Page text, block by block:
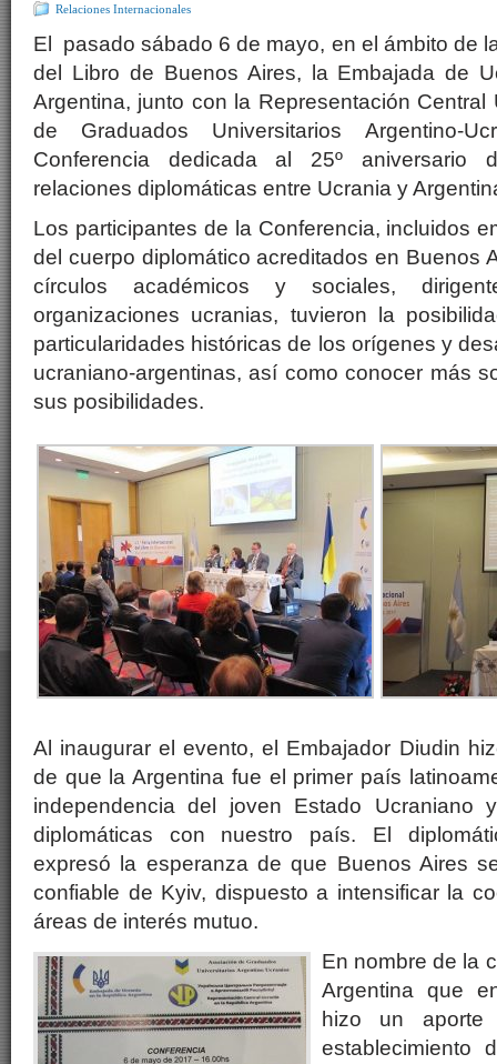
Relaciones Internacionales
El pasado sábado 6 de mayo, en el ámbito de
del Libro de Buenos Aires, la Embajada de
Argentina, junto con la Representación Central
de Graduados Universitarios Argentino-
Conferencia dedicada al 25º aniversario
relaciones diplomáticas entre Ucrania y
Los participantes de la Conferencia, incluidos
del cuerpo diplomático acreditados en Buenos
círculos académicos y sociales,
organizaciones ucranias, tuvieron la
particularidades históricas de los orígenes y
ucraniano-argentinas, así como conocer más
sus posibilidades.
Al inaugurar el evento, el Embajador Diudin
de que la Argentina fue el primer país
independencia del joven Estado Ucraniano
diplomáticas con nuestro país. El
expresó la esperanza de que Buenos Aires
confiable de Kyiv, dispuesto a intensificar la
áreas de interés mutuo.
En nombre de la
Argentina que
hizo un aporte
establecimiento